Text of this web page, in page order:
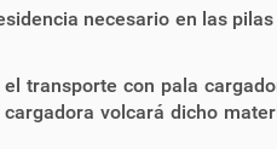
necesario en las
transporte con pala
volcará dicho